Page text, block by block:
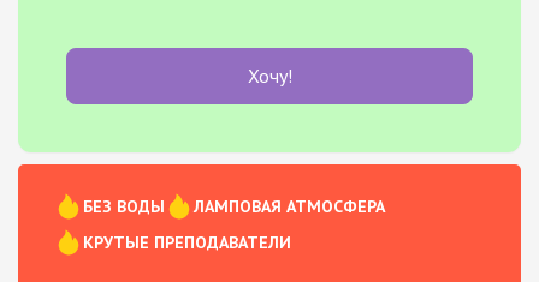
Хочу!
БЕЗ ВОДЫ
ЛАМПОВАЯ АТМОСФЕРА
КРУТЫЕ ПРЕПОДАВАТЕЛИ